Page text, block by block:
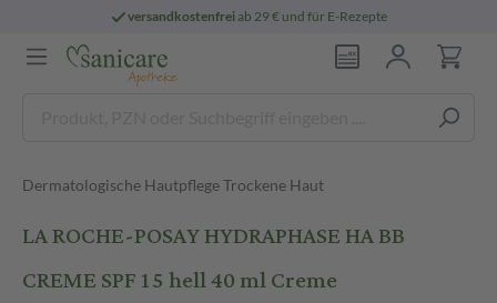
versandkostenfreiab 29 € und für E-Rezepte
Dermatologische Hautpflege Trockene Haut
LA ROCHE-POSAY HYDRAPHASE HA BB
CREME SPF 15 hell 40 ml Creme